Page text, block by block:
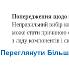
Попередження щодо
Неправильний вибір
може стати причиною
з ладу компонентів і
Переглянути